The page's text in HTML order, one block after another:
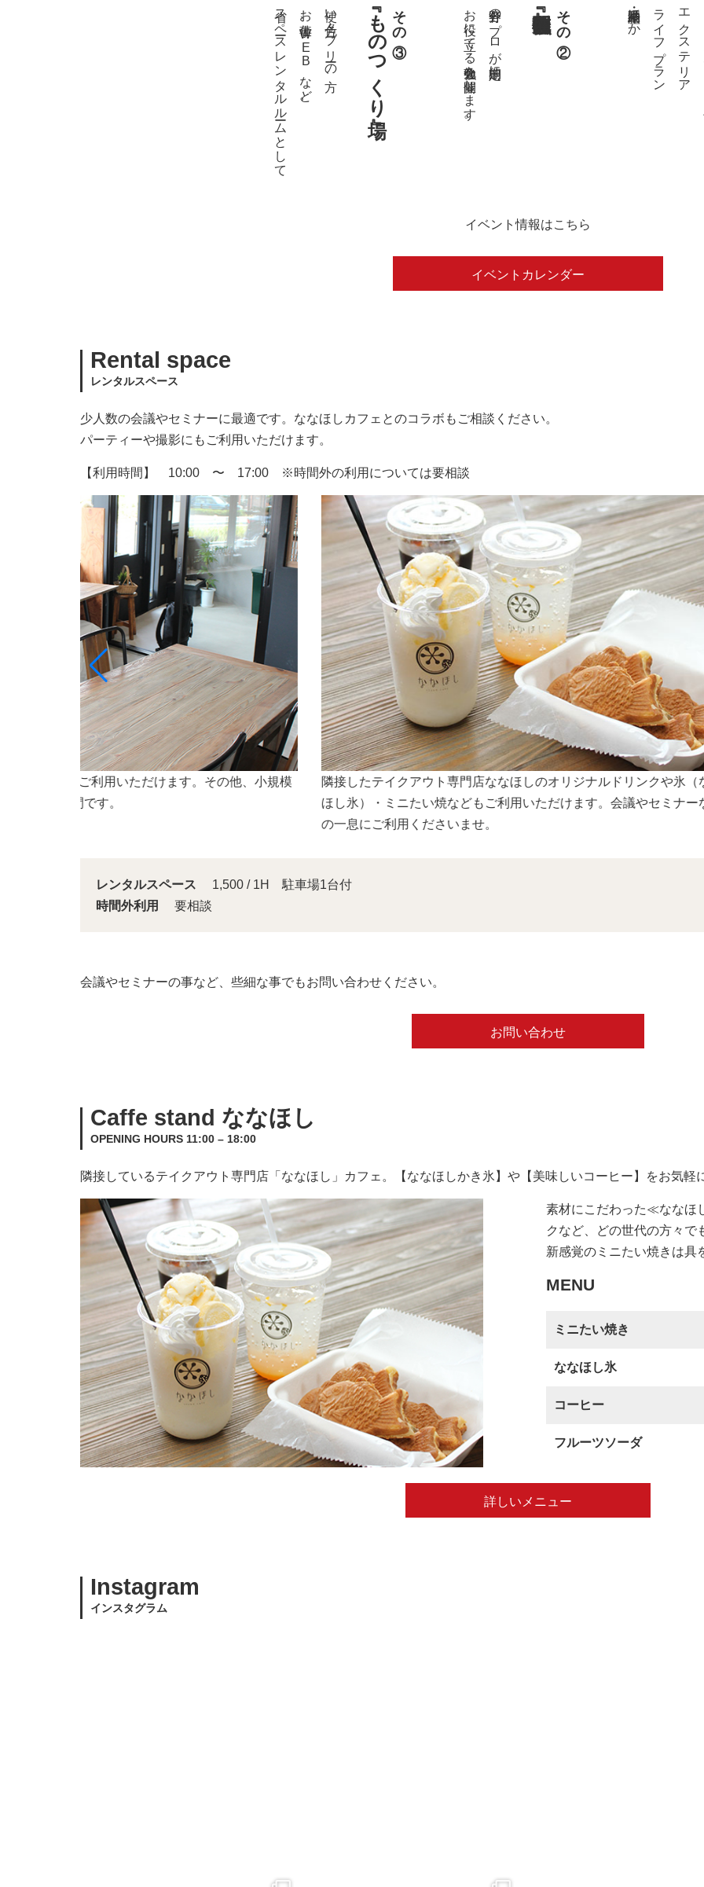
エクステリア
ライフプラン
不動産・相続ほか
その②
各分野のプロが定期的に
お役に立てる勉強会を開催します。
その③
『ものつくり場』
使い方色々。フリーの方、
お仕事、WEBなど。
省スペースレンタルルームとして
イベント情報はこちら
イベントカレンダー
Rental space
レンタルスペース
少人数の会議やセミナーに最適です。ななほしカフェとのコラボもご相談ください。
パーティーや撮影にもご利用いただけます。
【利用時間】 10:00 〜 17:00 ※時間外の利用については要相談
専門店ななほしのオリジナルドリンクや氷（なな
などもご利用いただけます。会議やセミナーなど
会議スペースは大きな窓から明るい日差しが入り込みます。
レンタルスペース
1,500 / 1H 駐車場1台付
時間外利用
要相談
会議やセミナーの事など、些細な事でもお問い合わせください。
お問い合わせ
Caffe stand ななほし
OPENING HOURS 11:00 – 18:00
隣接しているテイクアウト専門店「ななほし」カフェ。【ななほしかき氷】や【美味しいコーヒー】をお気軽
素材にこだわった≪ななほ
クなど、どの世代の方々で
新感覚のミニたい焼きは具
MENU
ミニたい焼き
ななほし氷
コーヒー
フルーツソーダ
詳しいメニュー
Instagram
インスタグラム